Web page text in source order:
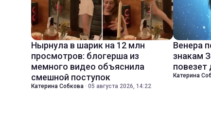
Нырнула в шарик на 12 млн
просмотров: блогерша из
мемного видео объяснила
смешной поступок
Катерина Собкова · 05 августа 2026, 14:22
Венера
знакам
повезет
Катерина